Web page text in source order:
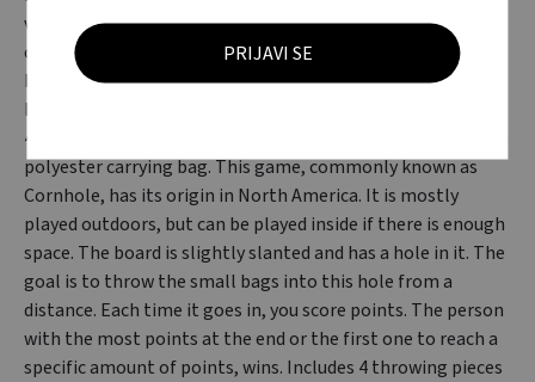
vrećice u ovu rupu iz daljine. Svaki put kada se to uspije,
osvajate bodove. Osoba s najviše bodova na kraju ili prva
koja dosegne određeni iznos bodova, pobjeđuje. Uključuje 4
komada vrećica za bacanje i 1 ploču za igru. Veličina
43x18x10 cm. / Sandbag throwing game presented in a 600D
polyester carrying bag. This game, commonly known as
Cornhole, has its origin in North America. It is mostly
played outdoors, but can be played inside if there is enough
space. The board is slightly slanted and has a hole in it. The
goal is to throw the small bags into this hole from a
distance. Each time it goes in, you score points. The person
with the most points at the end or the first one to reach a
specific amount of points, wins. Includes 4 throwing pieces